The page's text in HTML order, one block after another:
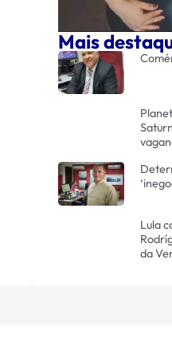
Mais
Lula
da